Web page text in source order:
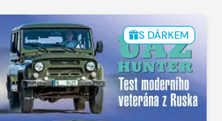
S DÁRKEM